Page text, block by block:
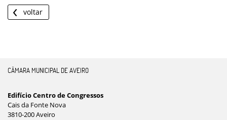
voltar
CÂMARA MUNICIPAL DE AVEIRO
Edifício Centro de Congressos
Cais da Fonte Nova
3810-200 Aveiro